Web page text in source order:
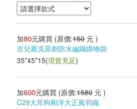
加80元購買 (原價:150 元 )
吉兒龐克原創防水編織購物袋
35*45*15(現貨充足)
加600元購買 (原價:1580 元 )
C29大耳狗和洋大正風羽織